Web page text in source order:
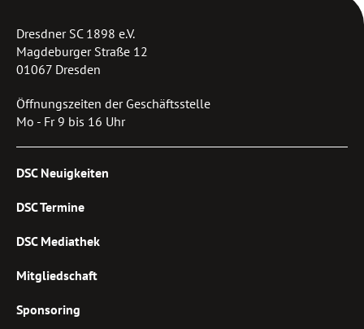
Dresdner SC 1898 e.V.
Magdeburger Straße 12
01067 Dresden
Öffnungszeiten der Geschäftsstelle
Mo - Fr 9 bis 16 Uhr
DSC Neuigkeiten
DSC Termine
DSC Mediathek
Mitgliedschaft
Sponsoring